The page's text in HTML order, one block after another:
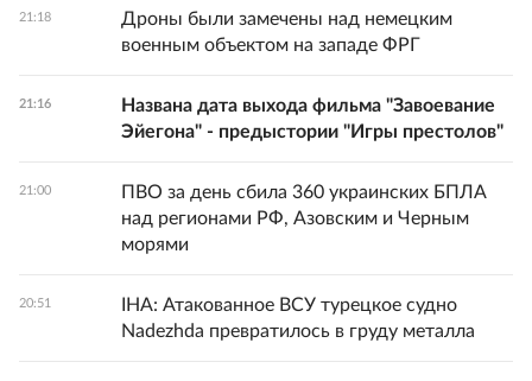
21:18
Дроны были замечены над немецким
военным объектом на западе ФРГ
21:16
Названа дата выхода фильма "Завоевание
Эйегона" - предыстории "Игры престолов"
21:00
ПВО за день сбила 360 украинских БПЛА
над регионами РФ, Азовским и Черным
морями
20:51
IHA: Атакованное ВСУ турецкое судно
Nadezhda превратилось в груду металла